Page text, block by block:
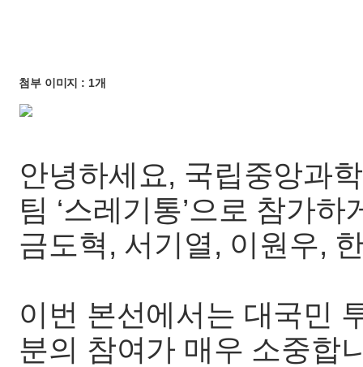
첨부 이미지 : 1개
안녕하세요, 국립중앙과
팀 ‘스레기통’으로 참가
금도혁, 서기열, 이원우,
이번 본선에서는 대국민
분의 참여가 매우 소중합